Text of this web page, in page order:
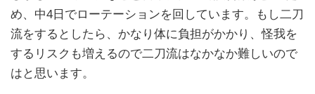
め、中4日でローテーションを回しています。もし二刀
流をするとしたら、かなり体に負担がかかり、怪我を
するリスクも増えるので二刀流はなかなか難しいので
はと思います。